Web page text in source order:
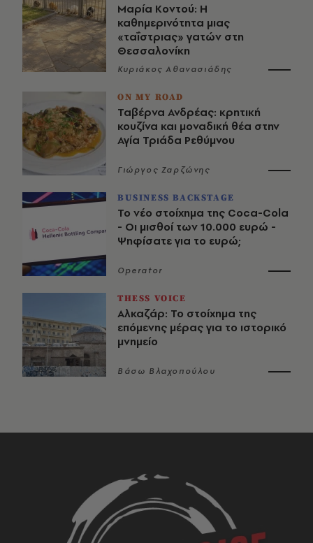
Μαρία Κοντού: Η
καθημερινότητα μιας
«ταΐστριας» γατών στη
Θεσσαλονίκη
Κυριάκος Αθανασιάδης
ON MY ROAD
Ταβέρνα Ανδρέας: κρητική
κουζίνα και μοναδική θέα στην
Αγία Τριάδα Ρεθύμνου
Γιώργος Ζαρζώνης
BUSINESS BACKSTAGE
Το νέο στοίχημα της Coca-Cola
- Οι μισθοί των 10.000 ευρώ -
Ψηφίσατε για το ευρώ;
Operator
THESS VOICE
Αλκαζάρ: Το στοίχημα της
επόμενης μέρας για το ιστορικό
μνημείο
Βάσω Βλαχοπούλου